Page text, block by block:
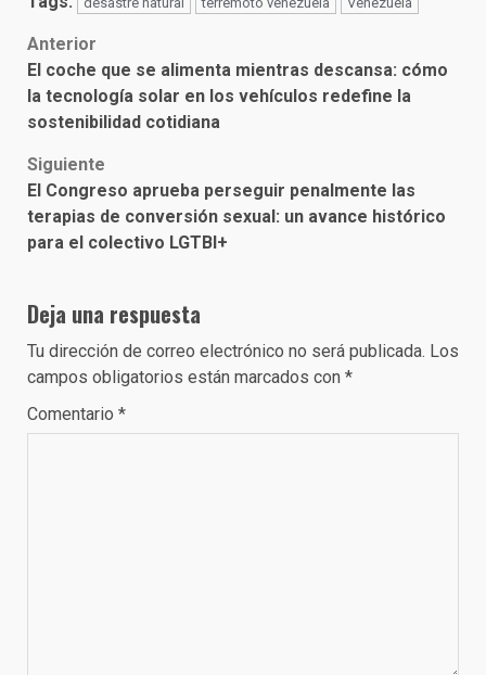
Post
navigation
Anterior
El coche que se alimenta mientras descansa: cómo
la tecnología solar en los vehículos redefine la
sostenibilidad cotidiana
Siguiente
El Congreso aprueba perseguir penalmente las
terapias de conversión sexual: un avance histórico
para el colectivo LGTBI+
Deja una respuesta
Tu dirección de correo electrónico no será publicada. Los
campos obligatorios están marcados con *
Comentario *